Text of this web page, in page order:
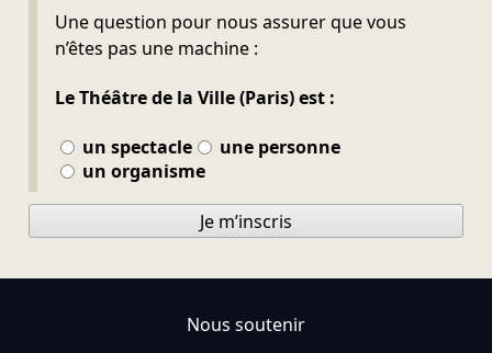
Une question pour nous assurer que vous
n’êtes pas une machine :
Le Théâtre de la Ville (Paris) est :
un spectacle
une personne
un organisme
Ne pas remplir
Je m’inscris
Nous soutenir